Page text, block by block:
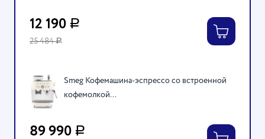
12 190 Р
25 484Р
Smeg Кофемашина-эспрессо со встроенной
кофемолкой...
89 990 Р